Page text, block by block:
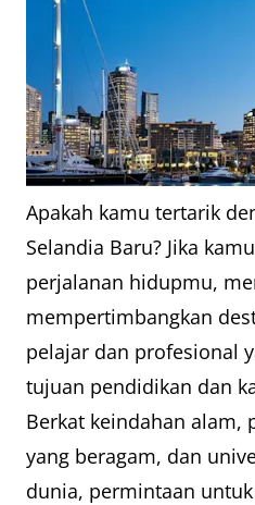
Apakah kamu tertarik
Selandia Baru? Jika
perjalanan hidupmu,
mempertimbangkan
pelajar dan profesional
tujuan pendidikan dan
Berkat keindahan alam,
yang beragam, dan
dunia, permintaan